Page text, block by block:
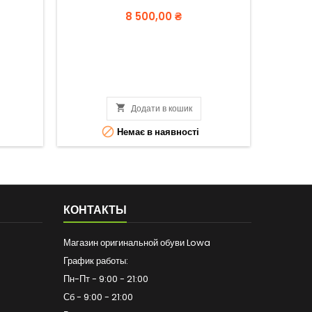
Вартість
8 500,00 ₴
 Додати в кошик
 Немає в наявності
КОНТАКТЫ
Магазин оригинальной обуви Lowa
График работы:
Пн-Пт - 9:00 - 21:00
Сб - 9:00 - 21:00